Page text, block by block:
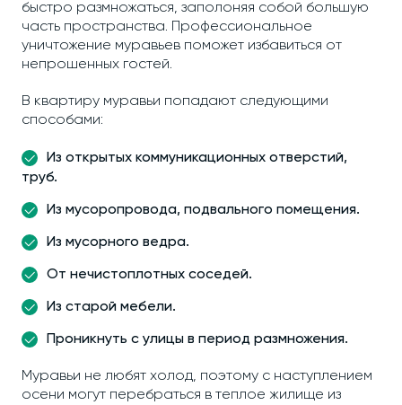
быстро размножаться, заполоняя собой большую
часть пространства. Профессиональное
уничтожение муравьев поможет избавиться от
непрошенных гостей.
В квартиру муравьи попадают следующими
способами:
Из открытых коммуникационных отверстий,
труб.
Из мусоропровода, подвального помещения.
Из мусорного ведра.
От нечистоплотных соседей.
Из старой мебели.
Проникнуть с улицы в период размножения.
Муравьи не любят холод, поэтому с наступлением
осени могут перебраться в теплое жилище из